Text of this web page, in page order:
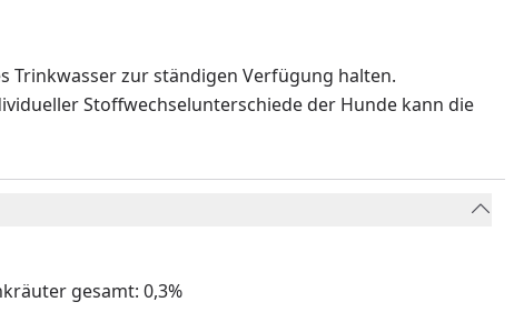
Trinkwasser zur ständigen Verfügung halten.
Stoffwechselunterschiede der Hunde kann die
gesamt: 0,3%